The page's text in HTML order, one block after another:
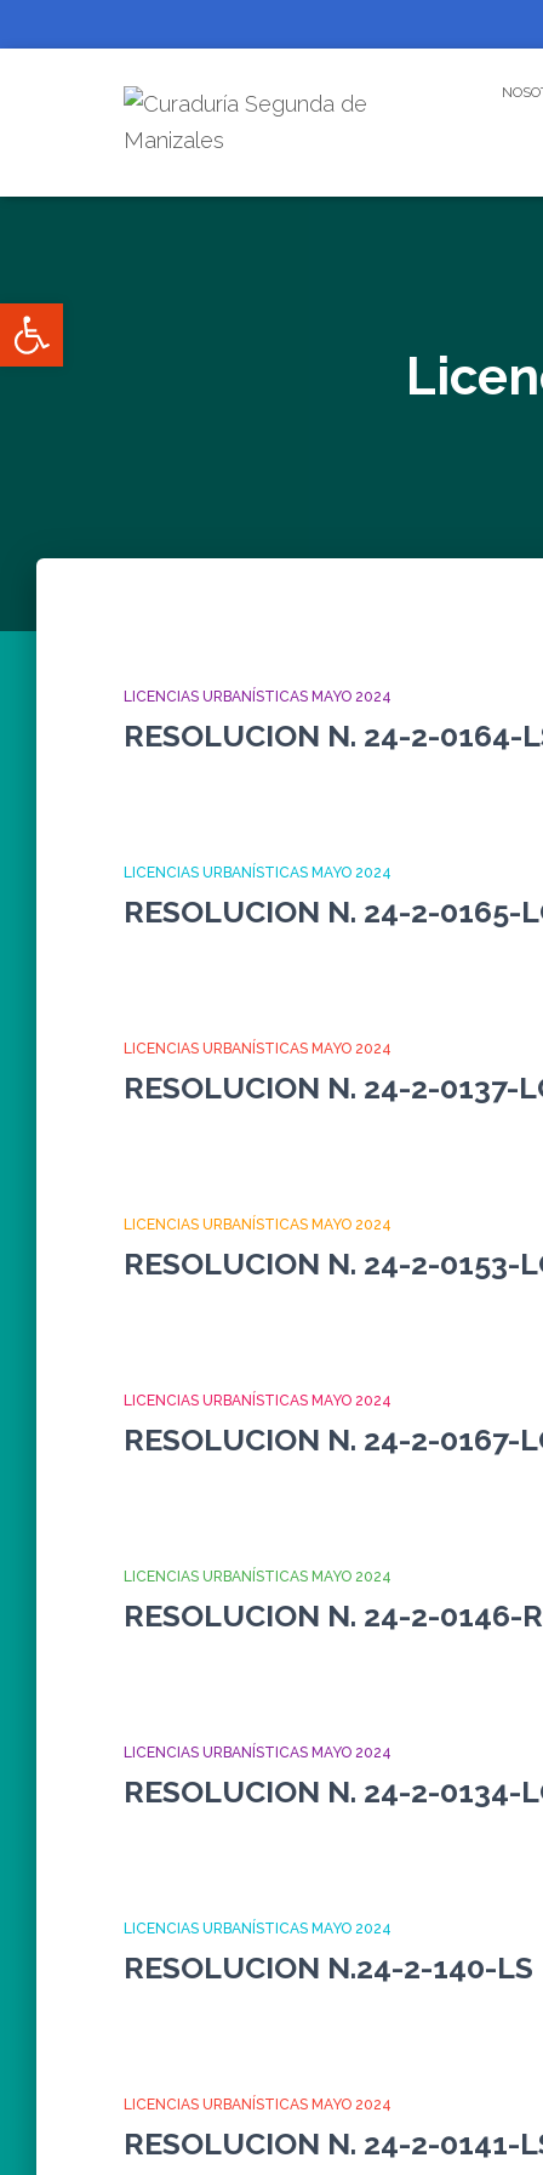
Abrir barra de herramientas
LICENCIAS URBANÍSTICAS MAYO 2024
RESOLUCION N. 24-2-0164-
LICENCIAS URBANÍSTICAS MAYO 2024
RESOLUCION N. 24-2-0165-
LICENCIAS URBANÍSTICAS MAYO 2024
RESOLUCION N. 24-2-0137-
LICENCIAS URBANÍSTICAS MAYO 2024
RESOLUCION N. 24-2-0153-
LICENCIAS URBANÍSTICAS MAYO 2024
RESOLUCION N. 24-2-0167-
LICENCIAS URBANÍSTICAS MAYO 2024
RESOLUCION N. 24-2-0146-
LICENCIAS URBANÍSTICAS MAYO 2024
RESOLUCION N. 24-2-0134-
LICENCIAS URBANÍSTICAS MAYO 2024
RESOLUCION N.24-2-140-LS
LICENCIAS URBANÍSTICAS MAYO 2024
RESOLUCION N. 24-2-0141-